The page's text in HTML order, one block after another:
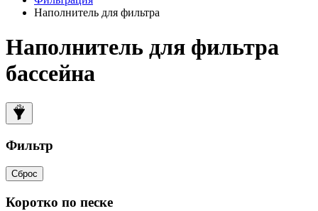
Наполнитель для фильтра
Наполнитель для фильтра
бассейна
Фильтр
Сброс
Коротко по песке